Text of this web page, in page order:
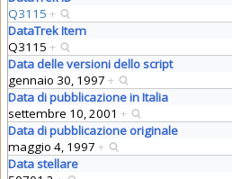
Q3115 +
DataTrek Item
Q3115 +
Data delle versioni dello script
gennaio 30, 1997 +
Data di pubblicazione in Italia
settembre 10, 2001 +
Data di pubblicazione originale
maggio 4, 1997 +
Data stellare